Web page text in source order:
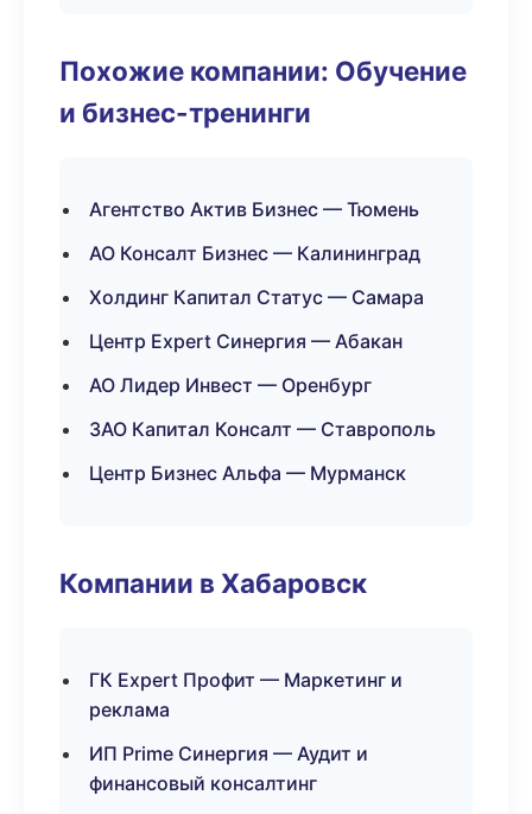
Похожие компании: Обучение
и бизнес-тренинги
Агентство Актив Бизнес — Тюмень
АО Консалт Бизнес — Калининград
Холдинг Капитал Статус — Самара
Центр Expert Синергия — Абакан
АО Лидер Инвест — Оренбург
ЗАО Капитал Консалт — Ставрополь
Центр Бизнес Альфа — Мурманск
Компании в Хабаровск
ГК Expert Профит — Маркетинг и
реклама
ИП Prime Синергия — Аудит и
финансовый консалтинг